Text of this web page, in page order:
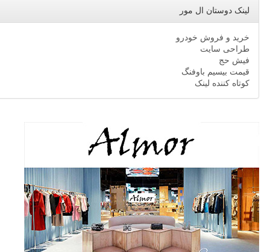
لینک دوستان ال مور
خرید و فروش خودرو
طراحی سایت
فیش حج
قیمت بیسیم باوفنگ
کوتاه کننده لینک